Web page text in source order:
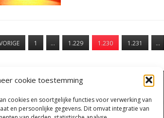
cookie toestemming
cookies en soortgelijke functies voor verwerking van
en persoonlijke gegevens. Dit omvat integratie van
1 … 1.229 1.230 1.231 …
Meerbode
10
Aalsmeer,
enOude Meer